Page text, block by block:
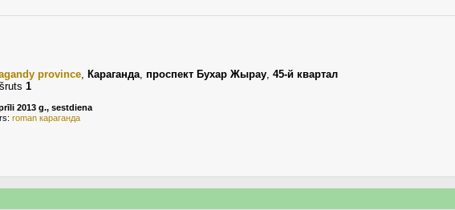
province, Караганда, проспект Бухар Жырау, 45-й квартал
1
2013 g., sestdiena
roman караганда